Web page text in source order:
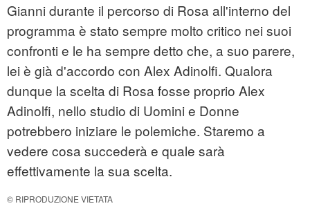
Gianni durante il percorso di Rosa all'interno del
programma è stato sempre molto critico nei suoi
confronti e le ha sempre detto che, a suo parere,
lei è già d'accordo con Alex Adinolfi. Qualora
dunque la scelta di Rosa fosse proprio Alex
Adinolfi, nello studio di Uomini e Donne
potrebbero iniziare le polemiche. Staremo a
vedere cosa succederà e quale sarà
effettivamente la sua scelta.
© RIPRODUZIONE VIETATA